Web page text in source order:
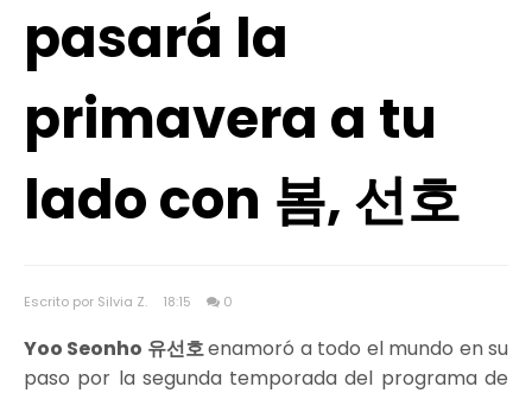
pasará la
primavera a tu
lado con 봄, 선호
Escrito por Silvia Z. 18:15 0
Yoo Seonho 유선호enamoró a todo el mundo en su
paso por la segunda temporada del programa de